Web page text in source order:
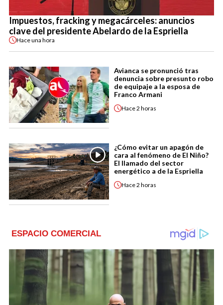
Impuestos, fracking y megacárceles: anuncios
clave del presidente Abelardo de la Espriella
Haceuna hora
Avianca se pronunció tras
denuncia sobre presunto robo
de equipaje a la esposa de
Franco Armani
Hace2 horas
¿Cómo evitar un apagón de
cara al fenómeno de El Niño?
El llamado del sector
energético a de la Espriella
Hace2 horas